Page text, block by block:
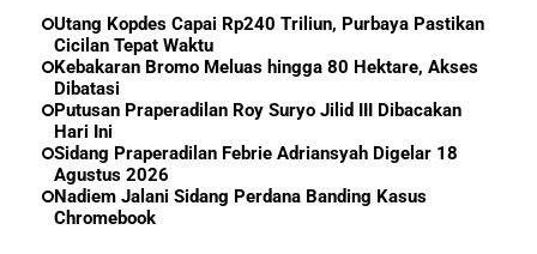
Utang Kopdes Capai Rp240 Triliun, Purbaya Pastikan
Cicilan Tepat Waktu
Kebakaran Bromo Meluas hingga 80 Hektare, Akses
Dibatasi
Putusan Praperadilan Roy Suryo Jilid III Dibacakan
Hari Ini
Sidang Praperadilan Febrie Adriansyah Digelar 18
Agustus 2026
Nadiem Jalani Sidang Perdana Banding Kasus
Chromebook